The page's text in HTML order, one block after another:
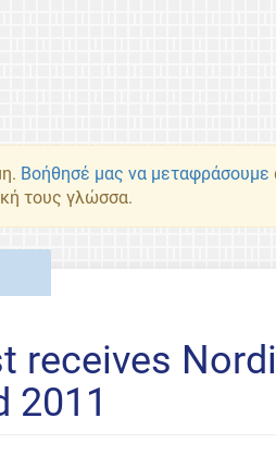
Βοήθησέ μας να μεταφράσουμε
τους γλώσσα.
receives
2011